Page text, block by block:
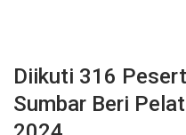
Diikuti 316
Sumbar Beri